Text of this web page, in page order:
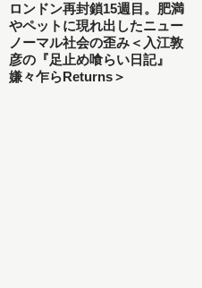
ロンドン再封鎖15週目。肥満
やペットに現れ出したニュー
ノーマル社会の歪み＜入江敦
彦の『足止め喰らい日記』
嫌々乍らReturns＞